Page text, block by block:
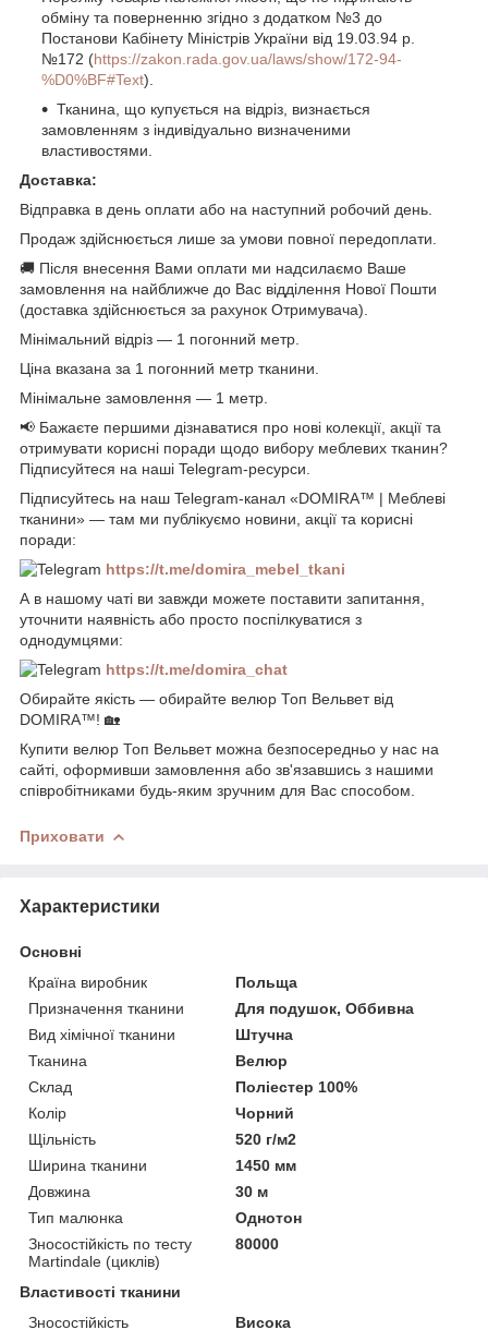
обміну та поверненню згідно з додатком №3 до
Постанови Кабінету Міністрів України від 19.03.94 р.
№172 (https://zakon.rada.gov.ua/laws/show/172-94-
%D0%BF#Text).
Тканина, що купується на відріз, визнається
замовленням з індивідуально визначеними
властивостями.
Доставка:
Відправка в день оплати або на наступний робочий день.
Продаж здійснюється лише за умови повної передоплати.
🚚 Після внесення Вами оплати ми надсилаємо Ваше
замовлення на найближче до Вас відділення Нової Пошти
(доставка здійснюється за рахунок Отримувача).
Мінімальний відріз — 1 погонний метр.
Ціна вказана за 1 погонний метр тканини.
Мінімальне замовлення — 1 метр.
📢 Бажаєте першими дізнаватися про нові колекції, акції та
отримувати корисні поради щодо вибору меблевих тканин?
Підписуйтеся на наші Telegram-ресурси.
Підписуйтесь на наш Telegram-канал «DOMIRA™ | Меблеві
тканини» — там ми публікуємо новини, акції та корисні
поради:
https://t.me/domira_mebel_tkani
А в нашому чаті ви завжди можете поставити запитання,
уточнити наявність або просто поспілкуватися з
однодумцями:
https://t.me/domira_chat
Обирайте якість — обирайте велюр Топ Вельвет від
DOMIRA™! 🏡
Купити велюр Топ Вельвет можна безпосередньо у нас на
сайті, оформивши замовлення або зв'язавшись з нашими
співробітниками будь-яким зручним для Вас способом.
Приховати
Характеристики
Основні
Країна виробник
Польща
Призначення тканини
Для подушок, Оббивна
Вид хімічної тканини
Штучна
Тканина
Велюр
Склад
Поліестер 100%
Колір
Чорний
Щільність
520 г/м2
Ширина тканини
1450 мм
Довжина
30 м
Тип малюнка
Однотон
Зносостійкість по тесту
Martindale (циклів)
80000
Властивості тканини
Зносостійкість
Висока